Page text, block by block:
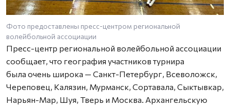
Фото предоставлены пресс-центром региональной
волейбольной ассоциации
Пресс-центр региональной волейбольной ассоциации
сообщает, что география участников турнира
была очень широка — Санкт-Петербург, Всеволожск,
Череповец, Калязин, Мурманск, Сортавала, Сыктывкар,
Нарьян-Мар, Шуя, Тверь и Москва. Архангельскую